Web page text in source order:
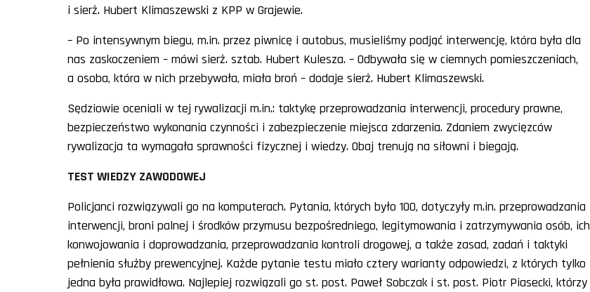
i sierż. Hubert Klimaszewski z KPP w Grajewie.
– Po intensywnym biegu, m.in. przez piwnicę i autobus, musieliśmy podjąć interwencję, która była dla
nas zaskoczeniem – mówi sierż. sztab. Hubert Kulesza. – Odbywała się w ciemnych pomieszczeniach,
a osoba, która w nich przebywała, miała broń – dodaje sierż. Hubert Klimaszewski.
Sędziowie oceniali w tej rywalizacji m.in.: taktykę przeprowadzania interwencji, procedury prawne,
bezpieczeństwo wykonania czynności i zabezpieczenie miejsca zdarzenia. Zdaniem zwycięzców
rywalizacja ta wymagała sprawności fizycznej i wiedzy. Obaj trenują na siłowni i biegają.
TEST WIEDZY ZAWODOWEJ
Policjanci rozwiązywali go na komputerach. Pytania, których było 100, dotyczyły m.in. przeprowadzania
interwencji, broni palnej i środków przymusu bezpośredniego, legitymowania i zatrzymywania osób, ich
konwojowania i doprowadzania, przeprowadzania kontroli drogowej, a także zasad, zadań i taktyki
pełnienia służby prewencyjnej. Każde pytanie testu miało cztery warianty odpowiedzi, z których tylko
jedna była prawidłowa. Najlepiej rozwiązali go st. post. Paweł Sobczak i st. post. Piotr Piasecki, którzy